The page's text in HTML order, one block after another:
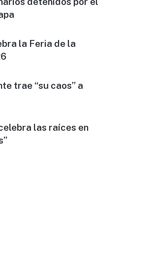
la Feria de la
trae “su caos” a
las raíces en